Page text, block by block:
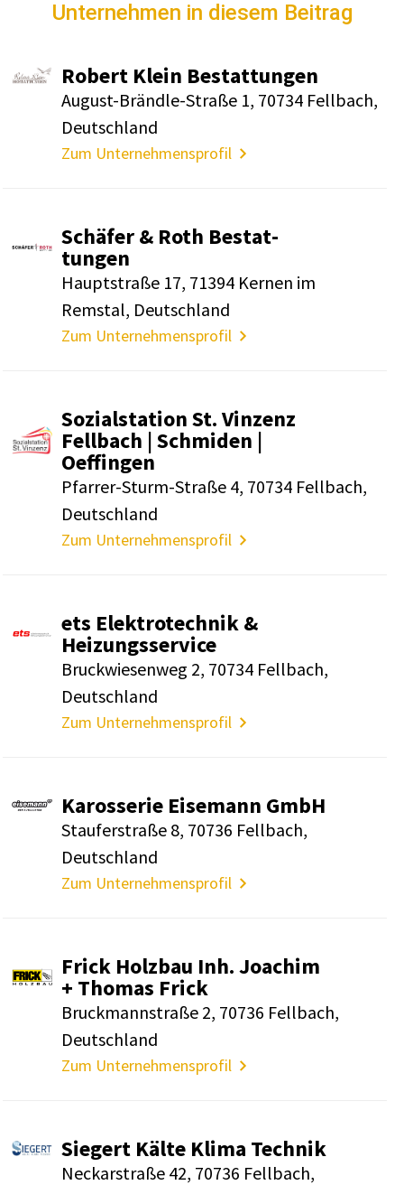
Unternehmen in diesem Beitrag
Robert Klein Bestat­tungen
August-Brändle-Straße 1, 70734 Fell­bach,
Deutsch­land
Zum Unternehmensprofil
Schäfer & Roth Bestat­
tungen
Haupt­straße 17, 71394 Kernen im
Remstal, Deutsch­land
Zum Unternehmensprofil
Sozi­al­sta­tion St. Vinzenz
Fell­bach | Schmiden |
Oeffingen
Pfarrer-Sturm-Straße 4, 70734 Fell­bach,
Deutsch­land
Zum Unternehmensprofil
ets Elek­tro­technik &
Heizungs­ser­vice
Bruck­wie­senweg 2, 70734 Fell­bach,
Deutsch­land
Zum Unternehmensprofil
Karos­serie Eise­mann GmbH
Stau­fer­straße 8, 70736 Fell­bach,
Deutsch­land
Zum Unternehmensprofil
Frick Holzbau Inh. Joachim
+ Thomas Frick
Bruck­mann­straße 2, 70736 Fell­bach,
Deutsch­land
Zum Unternehmensprofil
Siegert Kälte Klima Technik
Neckar­straße 42, 70736 Fell­bach,